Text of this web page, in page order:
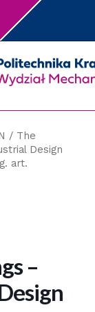
/ The
Design
art.
–